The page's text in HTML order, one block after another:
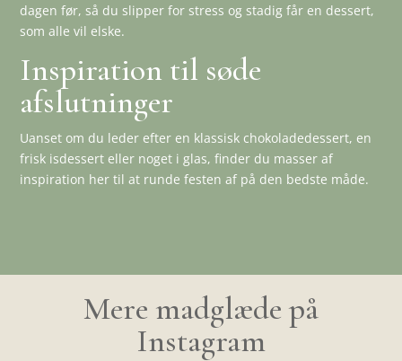
dagen før, så du slipper for stress og stadig får en dessert,
som alle vil elske.
Inspiration til søde
afslutninger
Uanset om du leder efter en klassisk chokoladedessert, en
frisk isdessert eller noget i glas, finder du masser af
inspiration her til at runde festen af på den bedste måde.
Mere madglæde på
Instagram